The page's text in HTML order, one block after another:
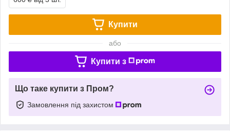
Купити
або
Купити з
Що таке купити з Пром?
Замовлення під захистом